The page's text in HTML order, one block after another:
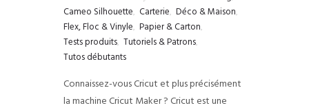
Cameo Silhouette, Carterie, Déco & Maison,
Flex, Floc & Vinyle, Papier & Carton,
Tests produits, Tutoriels & Patrons,
Tutos débutants
Connaissez-vous Cricut et plus précisément
la machine Cricut Maker ? Cricut est une